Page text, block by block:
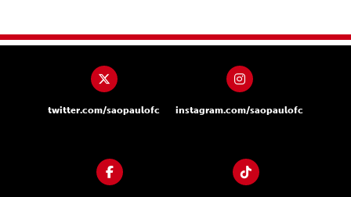
twitter.com/saopaulofc instagram.com/saopaulofc